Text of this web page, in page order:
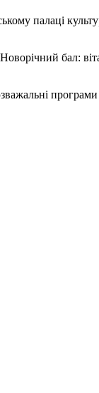
палаці
бал:
програми